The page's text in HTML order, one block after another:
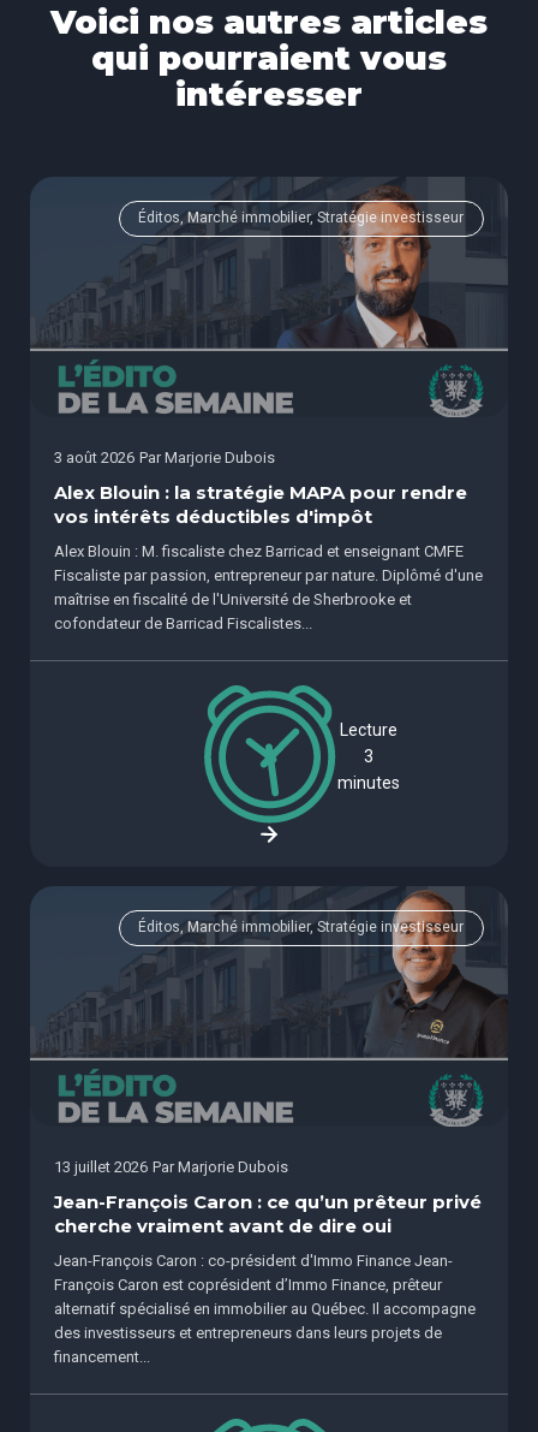
Voici nos autres articles
qui pourraient vous
intéresser
Éditos, Marché immobilier, Stratégie investisseur
3 août 2026 Par Marjorie Dubois
Alex Blouin : la stratégie MAPA pour rendre
vos intérêts déductibles d'impôt
Alex Blouin : M. fiscaliste chez Barricad et enseignant CMFE
Fiscaliste par passion, entrepreneur par nature. Diplômé d'une
maîtrise en fiscalité de l'Université de Sherbrooke et
cofondateur de Barricad Fiscalistes...
Lecture
3
minutes
Éditos, Marché immobilier, Stratégie investisseur
13 juillet 2026 Par Marjorie Dubois
Jean-François Caron : ce qu’un prêteur privé
cherche vraiment avant de dire oui
Jean-François Caron : co-président d'Immo Finance Jean-
François Caron est coprésident d’Immo Finance, prêteur
alternatif spécialisé en immobilier au Québec. Il accompagne
des investisseurs et entrepreneurs dans leurs projets de
financement...